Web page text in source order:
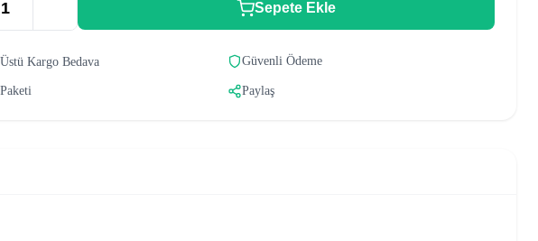
Sepete Ekle
Kargo Bedava Güvenli Ödeme
Paylaş